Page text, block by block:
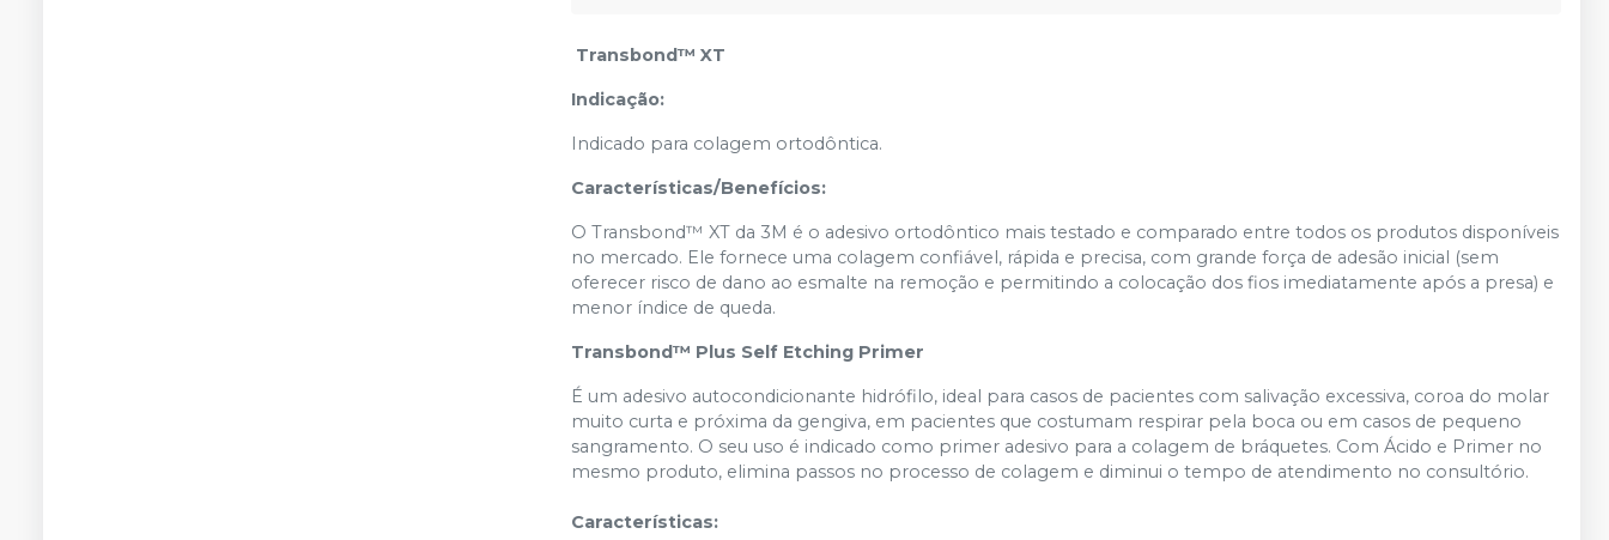
Transbond™ XT
Indicação:
Indicado para colagem ortodôntica.
Características/Benefícios:
O Transbond™ XT da 3M é o adesivo ortodôntico mais testado e comparado entre todos os produtos disponíveis
no mercado. Ele fornece uma colagem confiável, rápida e precisa, com grande força de adesão inicial (sem
oferecer risco de dano ao esmalte na remoção e permitindo a colocação dos fios imediatamente após a presa) e
menor índice de queda.
Transbond™ Plus Self Etching Primer
É um adesivo autocondicionante hidrófilo, ideal para casos de pacientes com salivação excessiva, coroa do molar
muito curta e próxima da gengiva, em pacientes que costumam respirar pela boca ou em casos de pequeno
sangramento. O seu uso é indicado como primer adesivo para a colagem de bráquetes. Com Ácido e Primer no
mesmo produto, elimina passos no processo de colagem e diminui o tempo de atendimento no consultório.
Características: